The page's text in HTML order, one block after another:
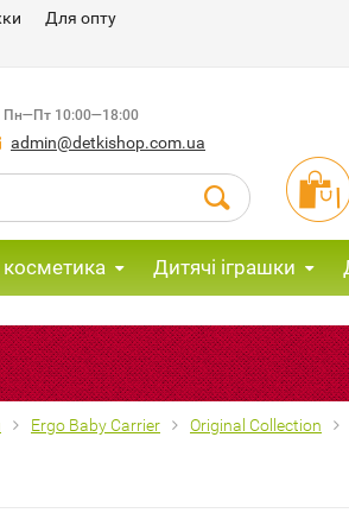
Для опту
Пн—Пт 10:00—18:00
admin@detkishop.com.ua
косметика Дитячі іграшки
Ergo Baby Carrier Original Collection